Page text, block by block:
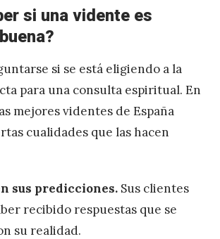
si una vidente es
si se está eligiendo a la
para una consulta espiritual. En
mejores videntes de España
cualidades que las hacen
sus predicciones. Sus clientes
recibido respuestas que se
su realidad.